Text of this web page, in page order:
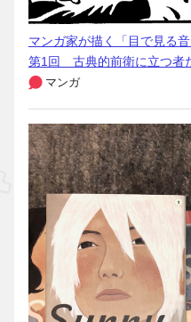
マンガ家が描く「目で見る音
第1回 古典的前衛に立つ者
マンガ